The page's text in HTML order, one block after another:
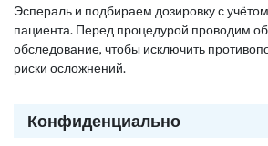
Эспераль и подбираем дозировку с
пациента. Перед процедурой проводим
обследование, чтобы исключить
риски осложнений.
Конфиденциально